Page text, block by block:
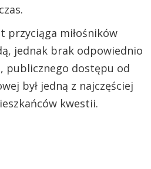
przyciąga miłośników
jednak brak odpowiednio
publicznego dostępu od
był jedną z najczęściej
kwestii.